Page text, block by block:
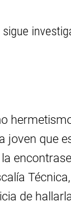
joven que
de